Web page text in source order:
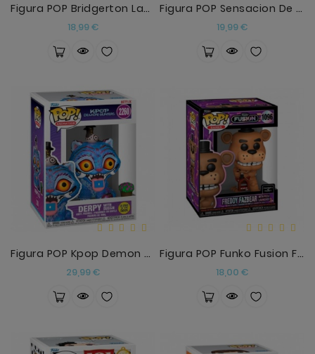
Figura POP Bridgerton Lady Danbury
18,99 €Precio
Figura POP Sensacion De Vivir Kelly Taylor
19,99 €Precio
Figura POP Kpop Demon Hunters Derpy With Sussie Gl
29,99 €Precio
Figura POP Funko Fusion Five Nights At Freddys Fre
18,00 €Precio